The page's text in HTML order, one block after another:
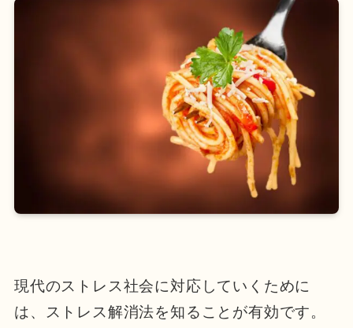
現代のストレス社会に対応していくために
は、ストレス解消法を知ることが有効です。